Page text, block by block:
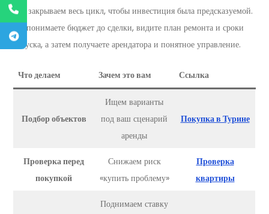
Мы закрываем весь цикл, чтобы инвестиция была предсказуемой.
Вы понимаете бюджет до сделки, видите план ремонта и сроки
запуска, а затем получаете арендатора и понятное управление.
Что делаем Зачем это вам Ссылка
Подбор объектов
Ищем варианты
под ваш сценарий
аренды
Покупка в Турине
Проверка перед
покупкой
Снижаем риск
«купить проблему»
Проверка
квартиры
Поднимаем ставку